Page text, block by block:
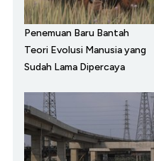
Penemuan Baru Bantah
Teori Evolusi Manusia yang
Sudah Lama Dipercaya